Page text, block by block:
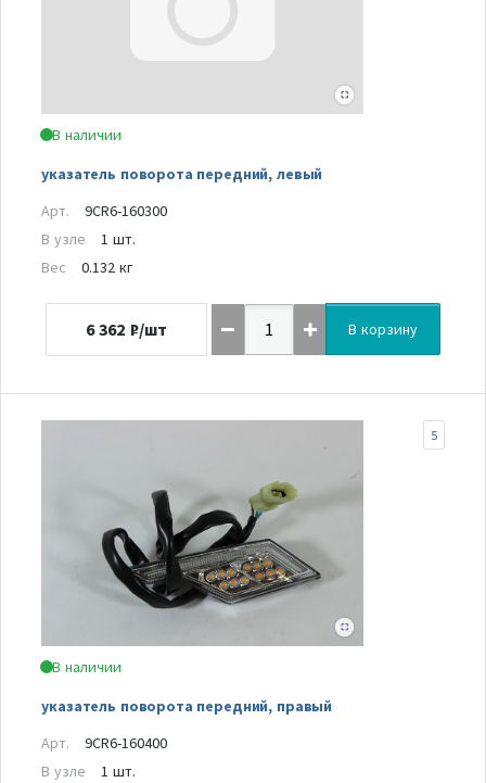
В наличии
указатель поворота передний, левый
Арт.
9CR6-160300
В узле
1 шт.
Вес
0.132 кг
6 362 ₽/шт В корзину
В наличии
указатель поворота передний, правый
5
Арт.
9CR6-160400
В узле
1 шт.